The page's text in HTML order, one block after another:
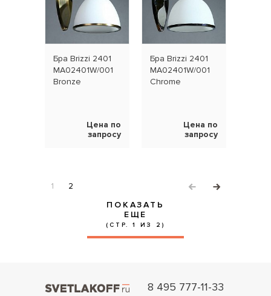
Бра Brizzi 2401
MA02401W/001
Bronze
Цена по
запросу
Бра Brizzi 2401
MA02401W/001
Chrome
Цена по
запросу
1
2
ПОКАЗАТЬ
ЕЩЕ
(СТР. 1 ИЗ 2)
8 495 777-11-33